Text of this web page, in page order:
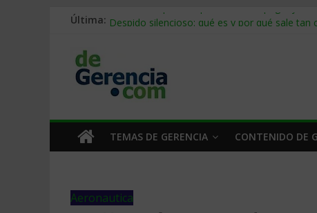
Última: Stablecoins para empresas: cómo pagar y
Trabajo forzoso en la cadena de suministro:
Mercado hispano de EE. UU.: cómo
TEMAS DE GERENCIA CONTENIDO DE
Aeronautica